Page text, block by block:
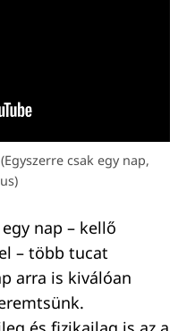
csak egy nap,
nap – kellő
– több tucat
arra is kiválóan